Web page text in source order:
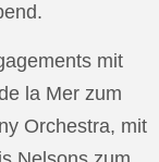
mit
la Mer zum
Orchestra, mit